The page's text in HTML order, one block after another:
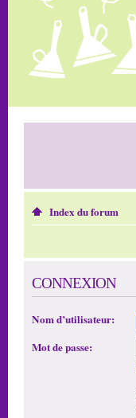
Index du forum
CONNEXION
Nom d’utilisateur:
Mot de passe: